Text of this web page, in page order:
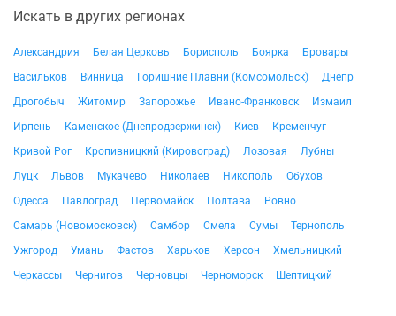
Искать в других регионах
Александрия Белая Церковь Борисполь Боярка
Бровары
Васильков
Винница Горишние Плавни (Комсомольск)
Днепр
Дрогобыч
Житомир Запорожье Ивано-Франковск
Измаил
Ирпень
Каменское (Днепродзержинск) Киев
Кременчуг
Кривой Рог
Кропивницкий (Кировоград) Лозовая
Лубны
Луцк
Львов Мукачево Николаев Никополь
Обухов
Одесса
Павлоград Первомайск Полтава
Ровно
Самарь (Новомосковск)
Самбор Смела Сумы
Тернополь
Ужгород
Умань Фастов Харьков Херсон
Хмельницкий
Черкассы
Чернигов Черновцы Черноморск Шептицкий